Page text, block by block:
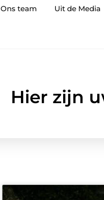
Ons team Uit de Media
Hier zijn